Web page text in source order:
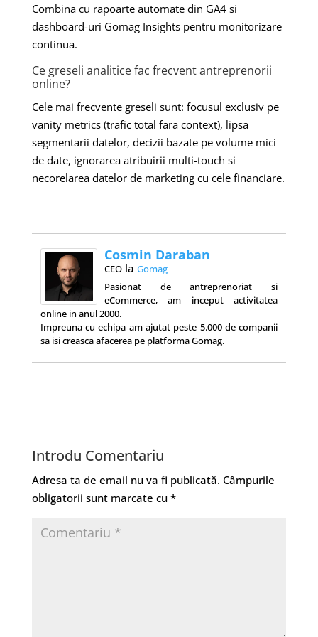
Combina cu rapoarte automate din GA4 si
dashboard-uri Gomag Insights pentru monitorizare
continua.
Ce greseli analitice fac frecvent antreprenorii
online?
Cele mai frecvente greseli sunt: focusul exclusiv pe
vanity metrics (trafic total fara context), lipsa
segmentarii datelor, decizii bazate pe volume mici
de date, ignorarea atribuirii multi-touch si
necorelarea datelor de marketing cu cele financiare.
Cosmin Daraban
CEOla Gomag
Pasionat de antreprenoriat si
eCommerce, am inceput activitatea
online in anul 2000.
Impreuna cu echipa am ajutat peste 5.000 de companii
sa isi creasca afacerea pe platforma Gomag.
Introdu Comentariu
Adresa ta de email nu va fi publicată. Câmpurile
obligatorii sunt marcate cu *